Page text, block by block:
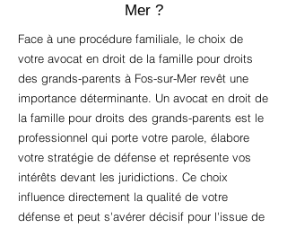
Mer ?
Face à une procédure familiale, le choix de
votre avocat en droit de la famille pour droits
des grands-parents à Fos-sur-Mer revêt une
importance déterminante. Un avocat en droit de
la famille pour droits des grands-parents est le
professionnel qui porte votre parole, élabore
votre stratégie de défense et représente vos
intérêts devant les juridictions. Ce choix
influence directement la qualité de votre
défense et peut s'avérer décisif pour l'issue de